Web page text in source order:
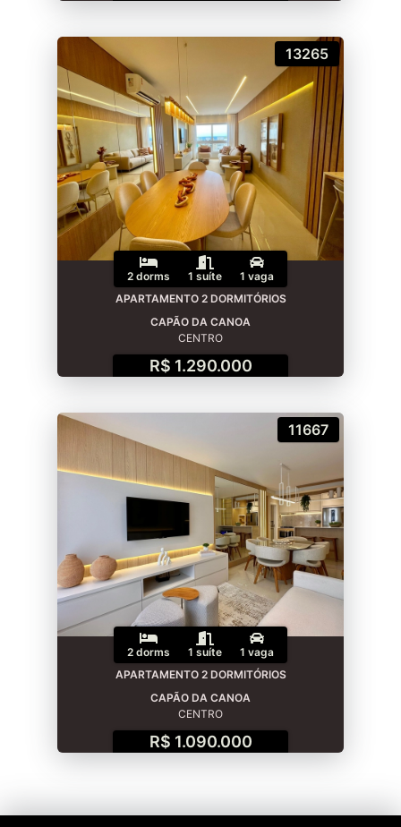
13265
2 dorms 1 suíte
1 vaga
APARTAMENTO 2 DORMITÓRIOS
CAPÃO DA CANOA
CENTRO
R$ 1.290.000
11667
2 dorms 1 suíte
1 vaga
APARTAMENTO 2 DORMITÓRIOS
CAPÃO DA CANOA
CENTRO
R$ 1.090.000